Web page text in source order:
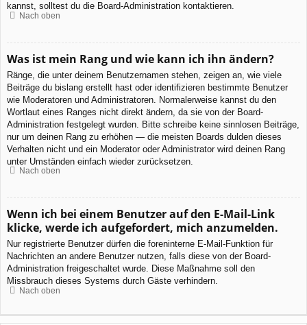
kannst, solltest du die Board-Administration kontaktieren.
Nach oben
Was ist mein Rang und wie kann ich ihn ändern?
Ränge, die unter deinem Benutzernamen stehen, zeigen an, wie viele
Beiträge du bislang erstellt hast oder identifizieren bestimmte Benutzer
wie Moderatoren und Administratoren. Normalerweise kannst du den
Wortlaut eines Ranges nicht direkt ändern, da sie von der Board-
Administration festgelegt wurden. Bitte schreibe keine sinnlosen Beiträge,
nur um deinen Rang zu erhöhen — die meisten Boards dulden dieses
Verhalten nicht und ein Moderator oder Administrator wird deinen Rang
unter Umständen einfach wieder zurücksetzen.
Nach oben
Wenn ich bei einem Benutzer auf den E-Mail-Link
klicke, werde ich aufgefordert, mich anzumelden.
Nur registrierte Benutzer dürfen die foreninterne E-Mail-Funktion für
Nachrichten an andere Benutzer nutzen, falls diese von der Board-
Administration freigeschaltet wurde. Diese Maßnahme soll den
Missbrauch dieses Systems durch Gäste verhindern.
Nach oben